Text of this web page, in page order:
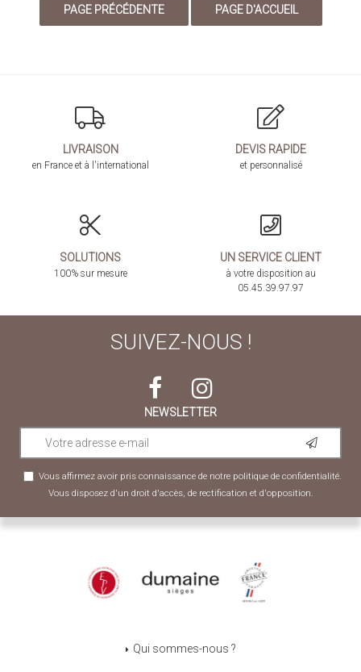
LIVRAISON
en France et à l'international
DEVIS RAPIDE
et personnalisé
SOLUTIONS
100% sur mesure
UN SERVICE CLIENT
à votre disposition au
05.45.39.97.97
SUIVEZ-NOUS !
NEWSLETTER
Vous affirmez avoir pris connaissance de notre politique de confidentialité.
Vous disposez d'un droit d'accès, de rectification et d'opposition.
Qui sommes-nous ?